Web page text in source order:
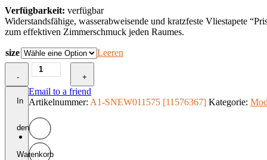
Verfügbarkeit: verfügbar
Widerstandsfähige, wasserabweisende und kratzfeste Vliestapete
zum effektiven Zimmerschmuck jeden Raumes.
size Leeren
-
Fototapete
-
Prison
of
Space
Menge
+
In
den
Warenkorb
Email to a friend
Artikelnummer: A1-SNEW011575 [11576367] Kategorie: